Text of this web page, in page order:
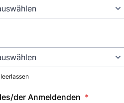
der Anmeldenden *